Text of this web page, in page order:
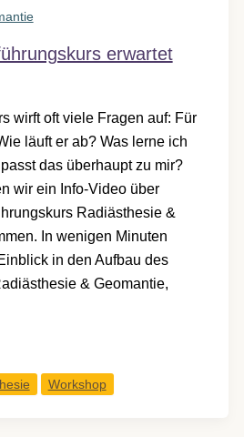
erwartet
wirft oft viele Fragen auf: Für
läuft er ab? Was lerne ich
das überhaupt zu mir?
wir ein Info-Video über
Radiästhesie &
In wenigen Minuten
in den Aufbau des
& Geomantie,
Workshop